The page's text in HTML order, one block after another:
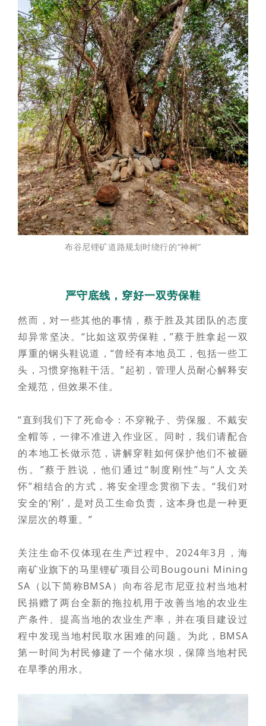
布谷尼锂矿道路规划时绕行的“神树”
严守底线，穿好一双劳保鞋
然而，对一些其他的事情，蔡于胜及其团队的态度
却异常坚决。“比如这双劳保鞋，”蔡于胜拿起一双
厚重的钢头鞋说道，“曾经有本地员工，包括一些工
头，习惯穿拖鞋干活。”起初，管理人员耐心解释安
全规范，但效果不佳。
“直到我们下了死命令：不穿靴子、劳保服、不戴安
全帽等，一律不准进入作业区。同时，我们请配合
的本地工长做示范，讲解穿鞋如何保护他们不被砸
伤。”蔡于胜说，他们通过“制度刚性”与“人文关
怀”相结合的方式，将安全理念贯彻下去。“我们对
安全的‘刚’，是对员工生命负责，这本身也是一种更
深层次的尊重。”
关注生命不仅体现在生产过程中。2024年3月，海
南矿业旗下的马里锂矿项目公司Bougouni Mining
SA（以下简称BMSA）向布谷尼市尼亚拉村当地村
民捐赠了两台全新的拖拉机用于改善当地的农业生
产条件、提高当地的农业生产率，并在项目建设过
程中发现当地村民取水困难的问题。为此，BMSA
第一时间为村民修建了一个储水坝，保障当地村民
在旱季的用水。